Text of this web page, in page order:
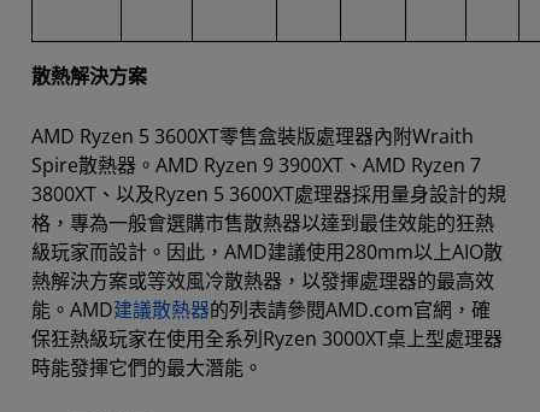
散熱解決方案
AMD Ryzen 5 3600XT零售盒裝版處理器內附Wraith
Spire散熱器。AMD Ryzen 9 3900XT、AMD Ryzen 7
3800XT、以及Ryzen 5 3600XT處理器採用量身設計的規
格，專為一般會選購市售散熱器以達到最佳效能的狂熱
級玩家而設計。因此，AMD建議使用280mm以上AIO散
熱解決方案或等效風冷散熱器，以發揮處理器的最高效
能。AMD建議散熱器的列表請參閱AMD.com官網，確
保狂熱級玩家在使用全系列Ryzen 3000XT桌上型處理器
時能發揮它們的最大潛能。